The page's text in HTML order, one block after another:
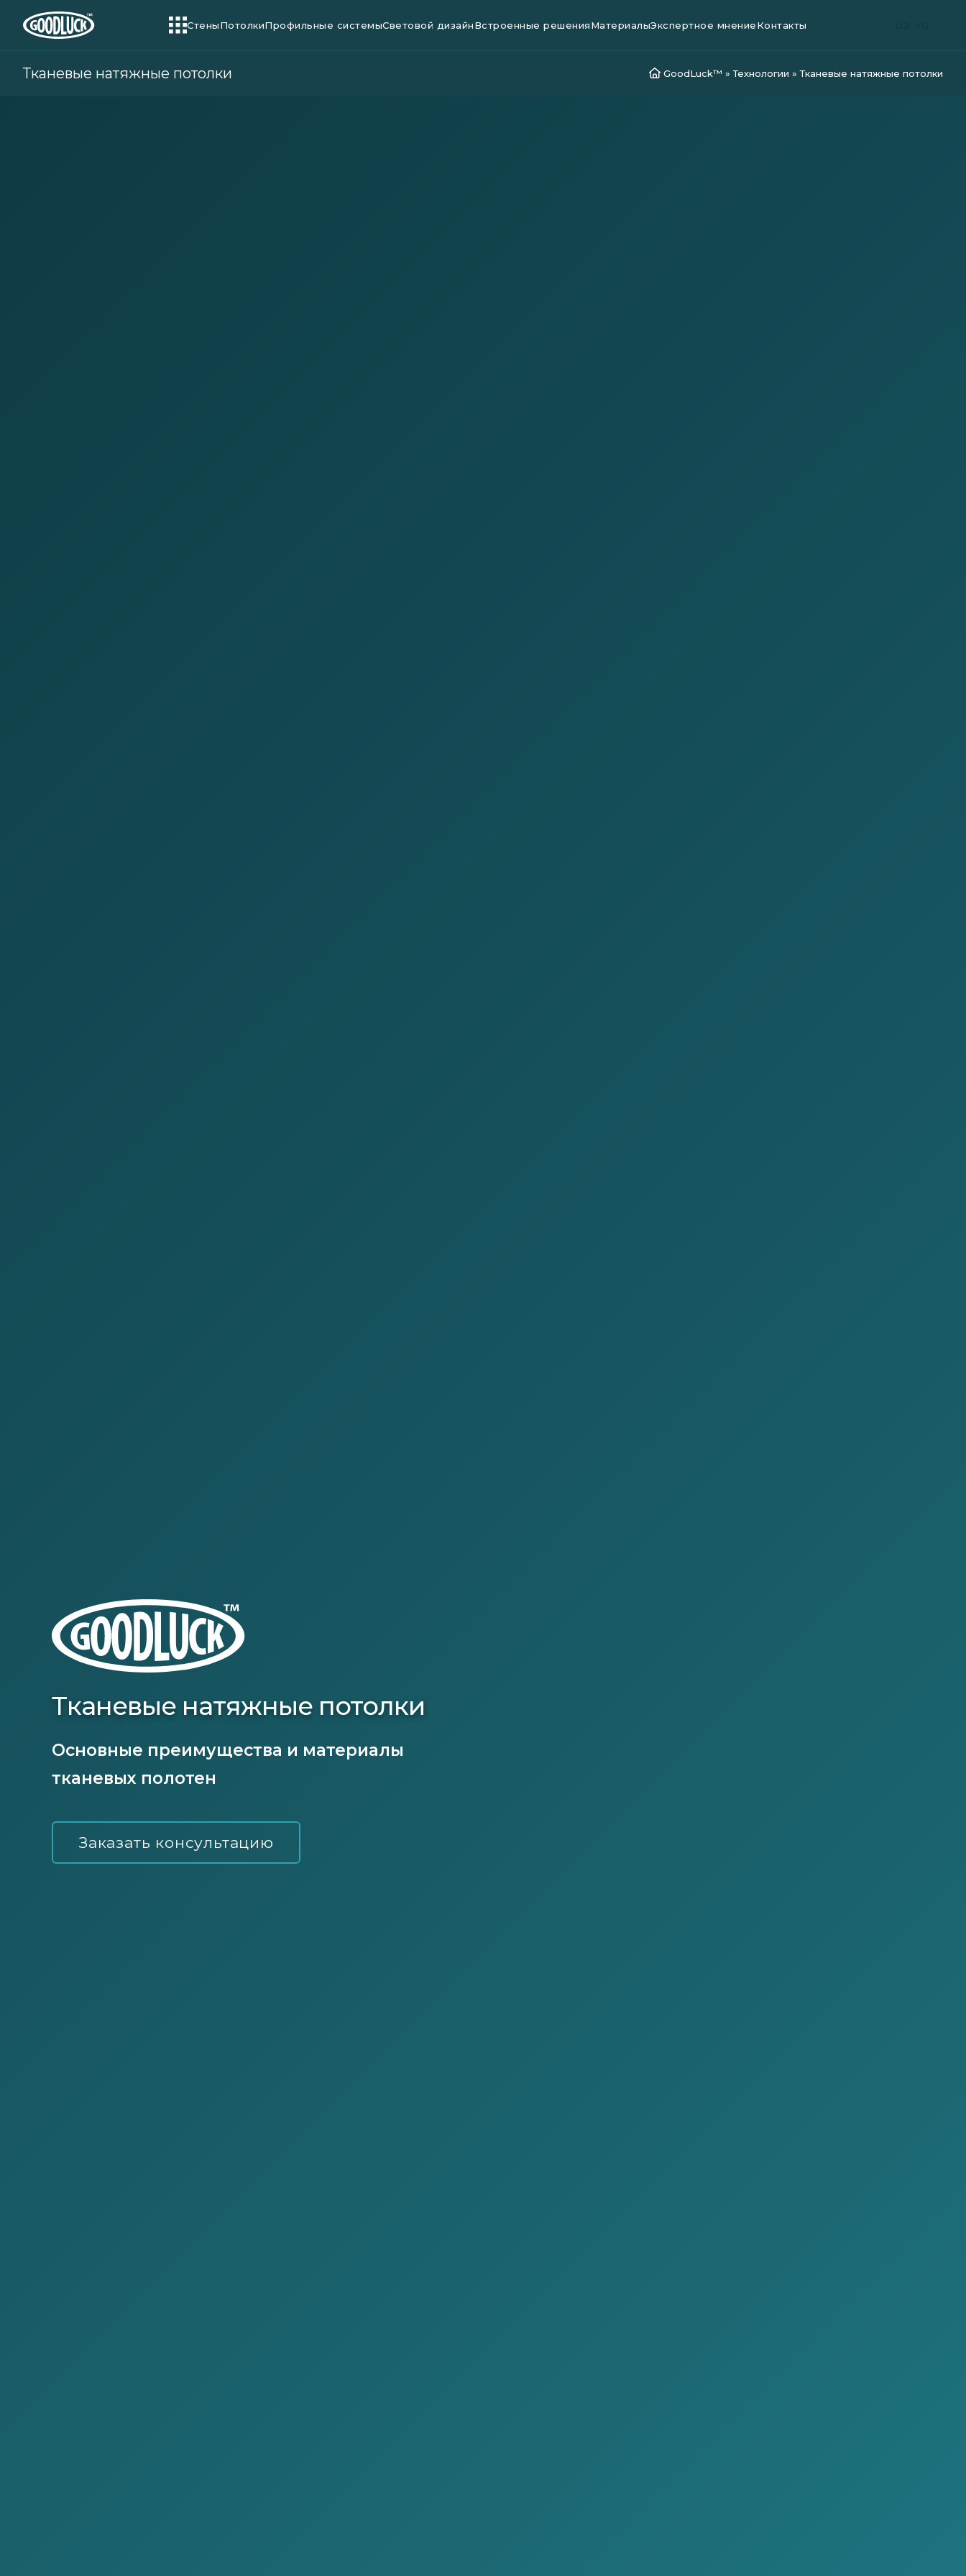
CтеныПотолкиПрофильные системыСветовой дизайнВстроенные решенияМатериалыЭкспертное мнениеКонтакты
Тканевые натяжные потолки GoodLuck™ »Технологии »Тканевые натяжные потолки
Тканевые натяжные потолки
Основные преимущества и материалы
тканевых полотен
Заказать консультацию